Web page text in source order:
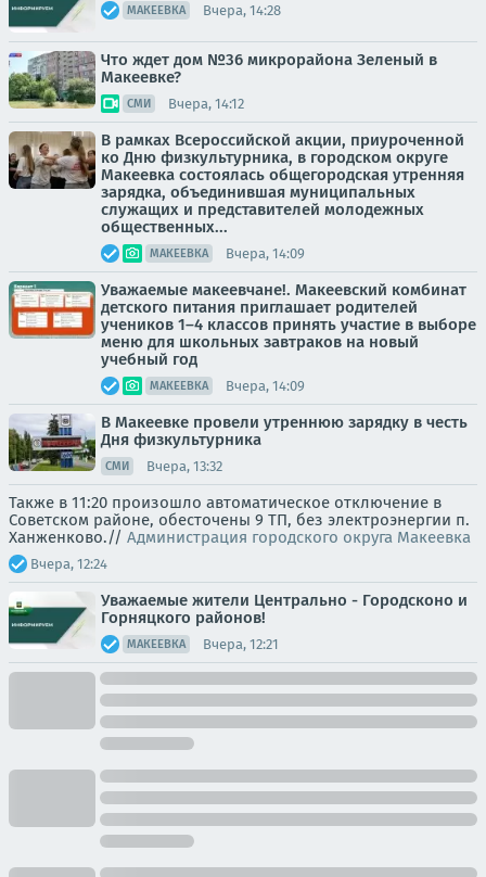
МАКЕЕВКА Вчера, 14:28
Что ждет дом №36 микрорайона Зеленый в
Макеевке?
СМИ Вчера, 14:12
В рамках Всероссийской акции, приуроченной
ко Дню физкультурника, в городском округе
Макеевка состоялась общегородская утренняя
зарядка, объединившая муниципальных
служащих и представителей молодежных
общественных...
МАКЕЕВКА Вчера, 14:09
Уважаемые макеевчане!. Макеевский комбинат
детского питания приглашает родителей
учеников 1–4 классов принять участие в выборе
меню для школьных завтраков на новый
учебный год
МАКЕЕВКА Вчера, 14:09
В Макеевке провели утреннюю зарядку в честь
Дня физкультурника
СМИ Вчера, 13:32
Также в 11:20 произошло автоматическое отключение в
Советском районе, обесточены 9 ТП, без электроэнергии п.
Ханженково.// Администрация городского округа Макеевка
Вчера, 12:24
Уважаемые жители Центрально - Городсконо и
Горняцкого районов!
МАКЕЕВКА Вчера, 12:21